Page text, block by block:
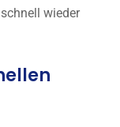
wieder